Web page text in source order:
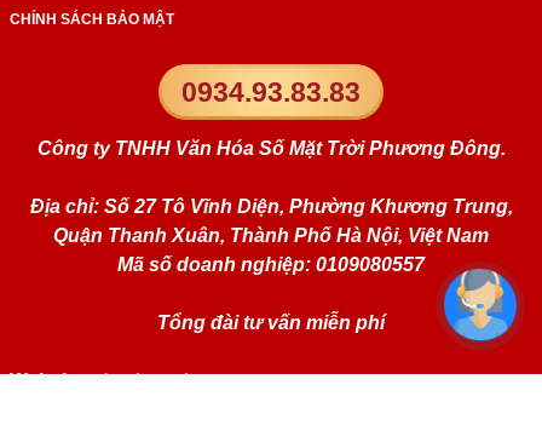
Website:simphongthuy.vn
0934.93.83.83
Công ty TNHH Văn Hóa Số Mặt Trời Phương Đông.
Địa chỉ: Số 27 Tô Vĩnh Diện, Phường Khương Trung,
Quận Thanh Xuân, Thành Phố Hà Nội, Việt Nam
Mã số doanh nghiệp: 0109080557
Tổng đài tư vấn miễn phí
CHÍNH SÁCH BẢO MẬT